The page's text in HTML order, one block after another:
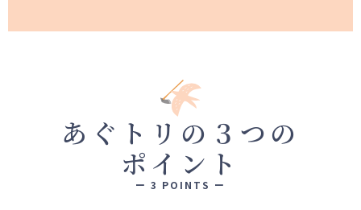
あぐトリの３つの
ポイント
ー 3 POINTS ー